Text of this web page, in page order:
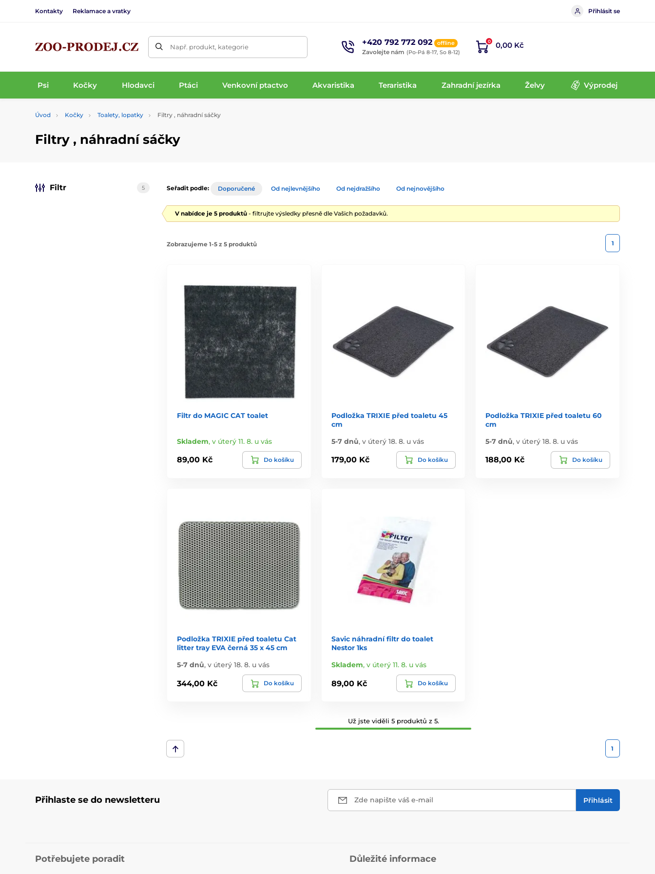
Kontakty Reklamace a vratky Přihlásit se
Např. produkt, kategorie +420 792 772 092 offline
Zavolejte nám (Po-Pá 8-17, So 8-12)
0 0,00 Kč
Psi Kočky Hlodavci Ptáci Venkovní ptactvo Akvaristika Teraristika Zahradní jezírka Želvy Výprodej
Úvod Kočky Toalety, lopatky Filtry , náhradní sáčky
Filtry , náhradní sáčky
Filtr 5 Seřadit podle: Doporučené Od nejlevnějšího Od nejdražšího Od nejnovějšího
V nabídce je 5 produktů - filtrujte výsledky přesně dle Vašich požadavků.
Zobrazujeme 1-5 z 5 produktů 1
Filtr do MAGIC CAT toalet
Skladem, v úterý 11. 8. u vás
89,00 Kč Do košíku
Podložka TRIXIE před toaletu 45
cm
5-7 dnů, v úterý 18. 8. u vás
179,00 Kč Do košíku
Podložka TRIXIE před toaletu 60
cm
5-7 dnů,v úterý 18. 8. u vás
188,00 Kč Do košíku
Podložka TRIXIE před toaletu Cat
litter tray EVA černá 35 x 45 cm
5-7 dnů, v úterý 18. 8. u vás
344,00 Kč Do košíku
Savic náhradní filtr do toalet
Nestor 1ks
Skladem, v úterý 11. 8. u vás
89,00 Kč Do košíku
Už jste viděli 5 produktů z 5.
1
Přihlaste se do newsletteru Zde napište váš e-mail Přihlásit
Potřebujete poradit Důležité informace